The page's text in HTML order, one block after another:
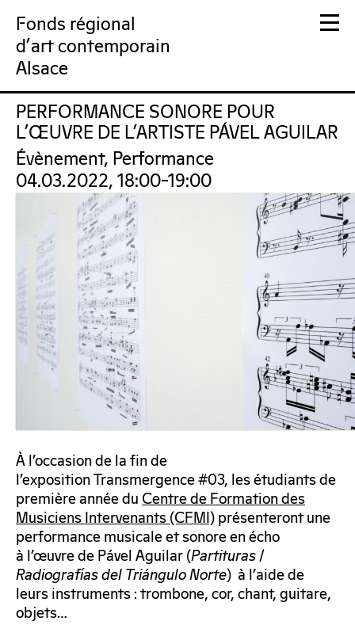
Fonds régional
d'art contemporain
Alsace
FRAC Alsace
PERFORMANCE SONORE POUR
L’ŒUVRE DE L’ARTISTE PÁVEL AGUILAR
Évènement, Performance
04.03.2022, 18:00–19:00
À l’occasion de la fin de
l’exposition Transmergence #03, les étudiants de
première année duCentre de Formation des
Musiciens Intervenants (CFMI)présenteront une
performance musicale et sonore en écho
à l’œuvre de Pável Aguilar (Partituras/
Radiografías del Triángulo Norte) à l’aide de
leurs instruments : trombone, cor, chant, guitare,
objets…